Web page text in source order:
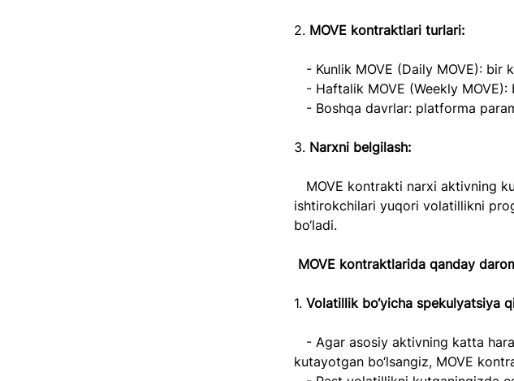
2. MOVE kontraktlari turlari:
- Kunlik MOVE (Daily MOVE): bir
- Haftalik MOVE (Weekly MOVE):
- Boshqa davrlar: platforma
3. Narxni belgilash:
ishtirokchilari yuqori volatillikni
bo‘ladi.
MOVE kontraktlarida qanday
1. Volatillik bo‘yicha spekulyatsiya
kutayotgan bo‘lsangiz, MOVE